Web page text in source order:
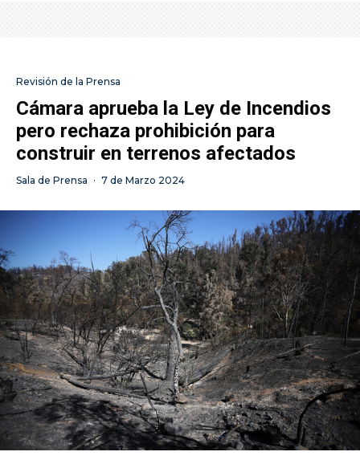
Revisión de la Prensa
Cámara aprueba la Ley de Incendios
pero rechaza prohibición para
construir en terrenos afectados
Sala de Prensa · 7 de Marzo 2024